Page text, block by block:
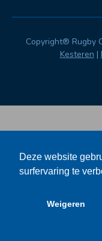
Copyright® Rugby
Kesteren |
Deze website
surfervaring te
Weigeren